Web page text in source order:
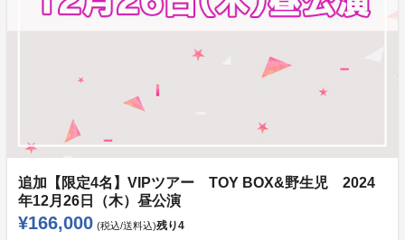
追加【限定4名】VIPツアー TOY BOX&野生児 2024
年12月26日（木）昼公演
¥166,000 (税込/送料込)残り4